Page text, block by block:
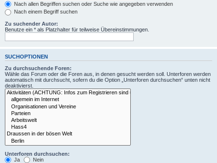
Nach allen Begriffen suchen oder Suche wie angegeben verwenden
Nach einem Begriff suchen
Zu suchender Autor:
Benutze ein * als Platzhalter für teilweise Übereinstimmungen.
SUCHOPTIONEN
Zu durchsuchende Foren:
Wähle das Forum oder die Foren aus, in denen gesucht werden soll. Unterforen werden
automatisch mit durchsucht, sofern du die Option „Unterforen durchsuchen“ unten nicht
deaktivierst.
Unterforen durchsuchen:
Ja
Nein